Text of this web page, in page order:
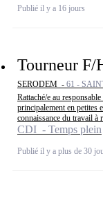
Publié il y a 16 jours
Tourneur F/
SERODEM - 61 -
Rattaché/e au
principalement en petites
connaissance du travail à
CDI - Temps plein
Publié il y a plus de 30